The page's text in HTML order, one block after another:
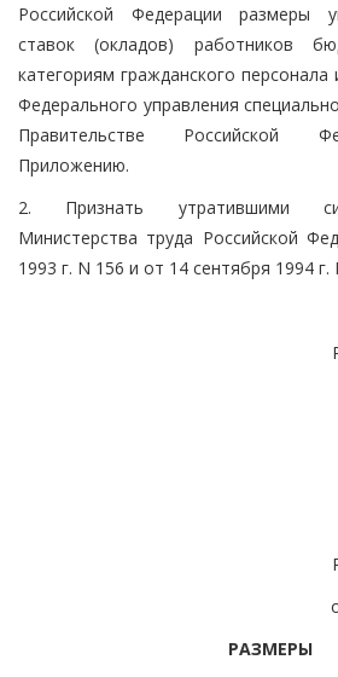
Российской Федерации размеры
ставок (окладов) работников
категориям гражданского
Федерального управления
Правительстве Российской
Приложению.
2. Признать утратившими
Министерства труда Российской
1993 г. N 156 и от 14 сентября 1994 г.
РАЗМЕРЫ